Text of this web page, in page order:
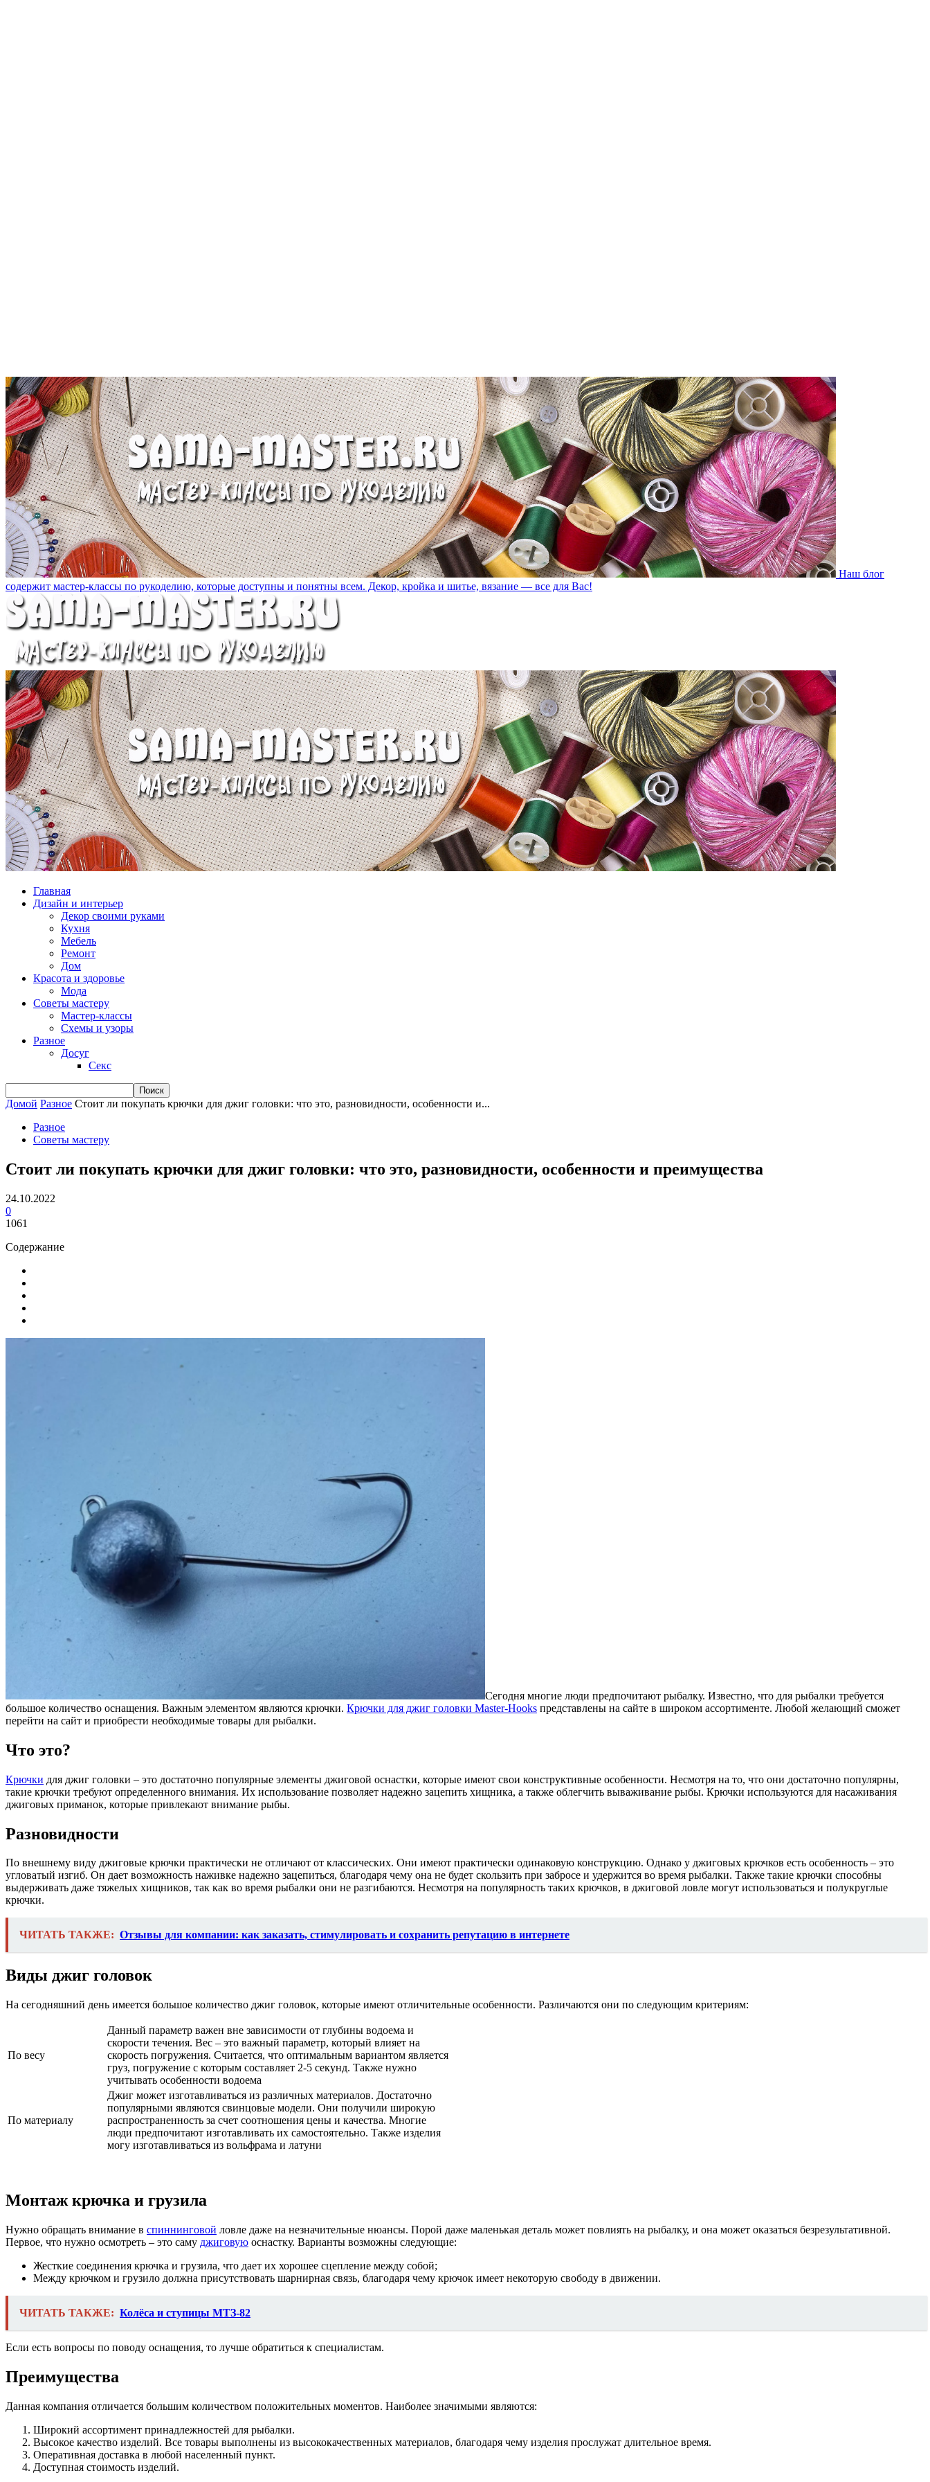
Наш блог
содержит мастер-классы по рукоделию, которые доступны и понятны всем. Декор, кройка и шитье, вязание — все для Вас!
Главная
Дизайн и интерьер
Декор своими руками
Кухня
Мебель
Ремонт
Дом
Красота и здоровье
Мода
Советы мастеру
Мастер-классы
Схемы и узоры
Разное
Досуг
Секс
Домой Разное Стоит ли покупать крючки для джиг головки: что это, разновидности, особенности и...
Разное
Советы мастеру
Стоит ли покупать крючки для джиг головки: что это, разновидности, особенности и преимущества
24.10.2022
0
1061
Содержание
Сегодня многие люди предпочитают рыбалку. Известно, что для рыбалки требуется
большое количество оснащения. Важным элементом являются крючки. Крючки для джиг головки Master-Hooks представлены на сайте в широком ассортименте. Любой желающий сможет
перейти на сайт и приобрести необходимые товары для рыбалки.
Что это?
Крючки для джиг головки – это достаточно популярные элементы джиговой оснастки, которые имеют свои конструктивные особенности. Несмотря на то, что они достаточно популярны,
такие крючки требуют определенного внимания. Их использование позволяет надежно зацепить хищника, а также облегчить вываживание рыбы. Крючки используются для насаживания
джиговых приманок, которые привлекают внимание рыбы.
Разновидности
По внешнему виду джиговые крючки практически не отличают от классических. Они имеют практически одинаковую конструкцию. Однако у джиговых крючков есть особенность – это
угловатый изгиб. Он дает возможность наживке надежно зацепиться, благодаря чему она не будет скользить при забросе и удержится во время рыбалки. Также такие крючки способны
выдерживать даже тяжелых хищников, так как во время рыбалки они не разгибаются. Несмотря на популярность таких крючков, в джиговой ловле могут использоваться и полукруглые
крючки.
ЧИТАТЬ ТАКЖЕ: Отзывы для компании: как заказать, стимулировать и сохранить репутацию в интернете
Виды джиг головок
На сегодняшний день имеется большое количество джиг головок, которые имеют отличительные особенности. Различаются они по следующим критериям:
По весу
Данный параметр важен вне зависимости от глубины водоема и
скорости течения. Вес – это важный параметр, который влияет на
скорость погружения. Считается, что оптимальным вариантом является
груз, погружение с которым составляет 2-5 секунд. Также нужно
учитывать особенности водоема
По материалу
Джиг может изготавливаться из различных материалов. Достаточно
популярными являются свинцовые модели. Они получили широкую
распространенность за счет соотношения цены и качества. Многие
люди предпочитают изготавливать их самостоятельно. Также изделия
могу изготавливаться из вольфрама и латуни
Монтаж крючка и грузила
Нужно обращать внимание в спиннинговой ловле даже на незначительные нюансы. Порой даже маленькая деталь может повлиять на рыбалку, и она может оказаться безрезультативной.
Первое, что нужно осмотреть – это саму джиговую оснастку. Варианты возможны следующие:
Жесткие соединения крючка и грузила, что дает их хорошее сцепление между собой;
Между крючком и грузило должна присутствовать шарнирная связь, благодаря чему крючок имеет некоторую свободу в движении.
ЧИТАТЬ ТАКЖЕ: Колёса и ступицы МТЗ-82
Если есть вопросы по поводу оснащения, то лучше обратиться к специалистам.
Преимущества
Данная компания отличается большим количеством положительных моментов. Наиболее значимыми являются:
Широкий ассортимент принадлежностей для рыбалки.
Высокое качество изделий. Все товары выполнены из высококачественных материалов, благодаря чему изделия прослужат длительное время.
Оперативная доставка в любой населенный пункт.
Доступная стоимость изделий.